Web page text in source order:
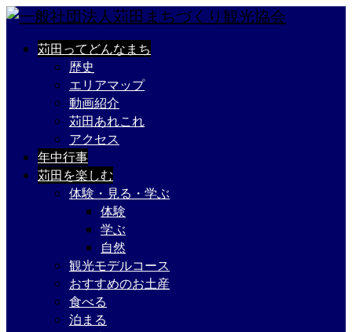
苅田ってどんなまち
歴史
エリアマップ
動画紹介
苅田あれこれ
アクセス
年中行事
苅田を楽しむ
体験・見る・学ぶ
体験
学ぶ
自然
観光モデルコース
おすすめのお土産
食べる
泊まる